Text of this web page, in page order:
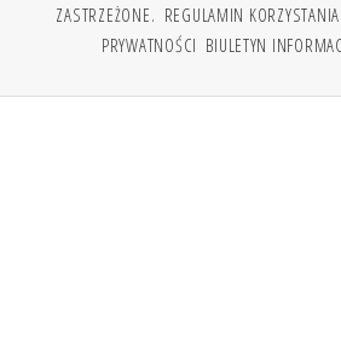
ZASTRZEŻONE. REGULAMIN
PRYWATNOŚCI BIULETYN